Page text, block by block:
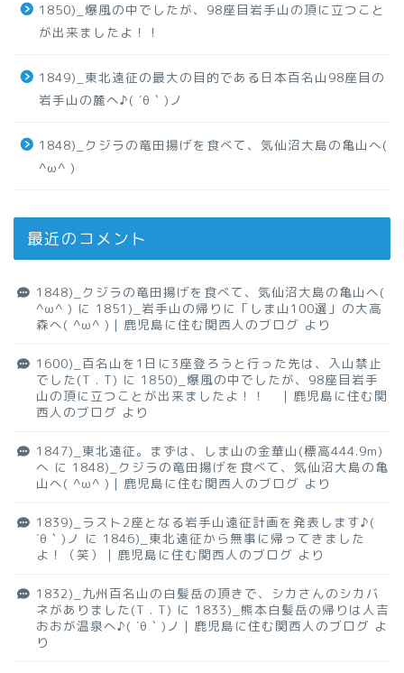
1850)_爆風の中でしたが、98座目岩手山の頂に立つこと
が出来ましたよ！！
1849)_東北遠征の最大の目的である日本百名山98座目の
岩手山の麓へ♪( ´θ｀)ノ
1848)_クジラの竜田揚げを食べて、気仙沼大島の亀山へ(
^ω^ )
最近のコメント
1848)_クジラの竜田揚げを食べて、気仙沼大島の亀山へ(
^ω^ ) に 1851)_岩手山の帰りに「しま山100選」の大高
森へ( ^ω^ )｜鹿児島に住む関西人のブログ より
1600)_百名山を1日に3座登ろうと行った先は、入山禁止
でした(T . T) に 1850)_爆風の中でしたが、98座目岩手
山の頂に立つことが出来ましたよ！！ ｜鹿児島に住む関
西人のブログ より
1847)_東北遠征。まずは、しま山の金華山(標高444.9m)
へ に 1848)_クジラの竜田揚げを食べて、気仙沼大島の亀
山へ( ^ω^ )｜鹿児島に住む関西人のブログ より
1839)_ラスト2座となる岩手山遠征計画を発表します♪(
´θ｀)ノ に 1846)_東北遠征から無事に帰ってきました
よ！（笑）｜鹿児島に住む関西人のブログ より
1832)_九州百名山の白髪岳の頂きで、シカさんのシカバ
ネがありました(T . T) に 1833)_熊本白髪岳の帰りは人吉
おおが温泉へ♪( ´θ｀)ノ｜鹿児島に住む関西人のブログ よ
り